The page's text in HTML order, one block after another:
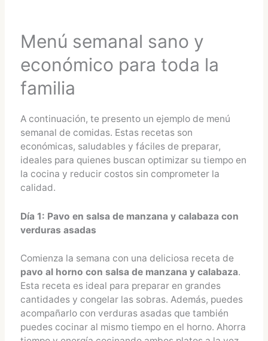
Menú semanal sano y
económico para toda la
familia
A continuación, te presento un ejemplo de menú
semanal de comidas. Estas recetas son
económicas, saludables y fáciles de preparar,
ideales para quienes buscan optimizar su tiempo en
la cocina y reducir costos sin comprometer la
calidad.
Día 1: Pavo en salsa de manzana y calabaza con
verduras asadas
Comienza la semana con una deliciosa receta de
pavo al horno con salsa de manzana y calabaza.
Esta receta es ideal para preparar en grandes
cantidades y congelar las sobras. Además, puedes
acompañarlo con verduras asadas que también
puedes cocinar al mismo tiempo en el horno. Ahorra